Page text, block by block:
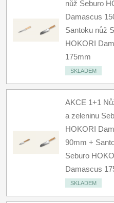
nůž Seburo
Damascus
Santoku nůž
HOKORI
175mm
SKLADEM
AKCE 1+1
a zeleninu
HOKORI
90mm +
Seburo
Damascus
SKLADEM